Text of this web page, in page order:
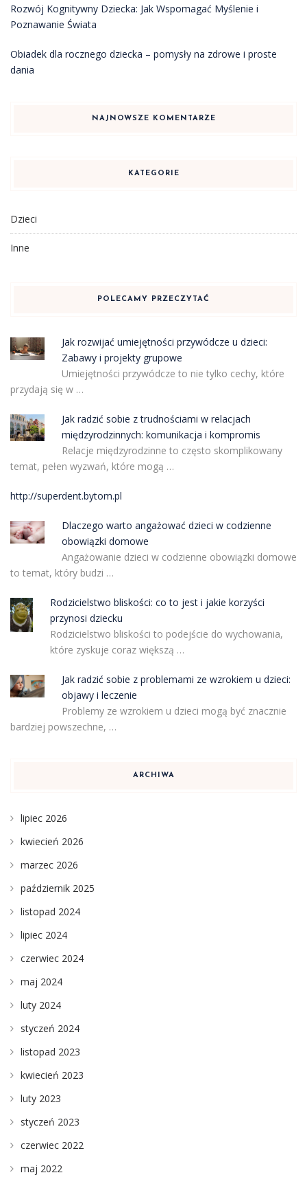
Rozwój Kognitywny Dziecka: Jak Wspomagać Myślenie i
Poznawanie Świata
Obiadek dla rocznego dziecka – pomysły na zdrowe i proste
dania
NAJNOWSZE KOMENTARZE
KATEGORIE
Dzieci
Inne
POLECAMY PRZECZYTAĆ
Jak rozwijać umiejętności przywódcze u dzieci:
Zabawy i projekty grupowe
Umiejętności przywódcze to nie tylko cechy, które
przydają się w …
Jak radzić sobie z trudnościami w relacjach
międzyrodzinnych: komunikacja i kompromis
Relacje międzyrodzinne to często skomplikowany
temat, pełen wyzwań, które mogą …
http://superdent.bytom.pl
Dlaczego warto angażować dzieci w codzienne
obowiązki domowe
Angażowanie dzieci w codzienne obowiązki domowe
to temat, który budzi …
Rodzicielstwo bliskości: co to jest i jakie korzyści
przynosi dziecku
Rodzicielstwo bliskości to podejście do wychowania,
które zyskuje coraz większą …
Jak radzić sobie z problemami ze wzrokiem u dzieci:
objawy i leczenie
Problemy ze wzrokiem u dzieci mogą być znacznie
bardziej powszechne, …
ARCHIWA
lipiec 2026
kwiecień 2026
marzec 2026
październik 2025
listopad 2024
lipiec 2024
czerwiec 2024
maj 2024
luty 2024
styczeń 2024
listopad 2023
kwiecień 2023
luty 2023
styczeń 2023
czerwiec 2022
maj 2022